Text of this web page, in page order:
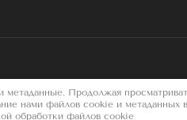
Продолжая
нами файлов cookie и метаданных в
обработки файлов cookie